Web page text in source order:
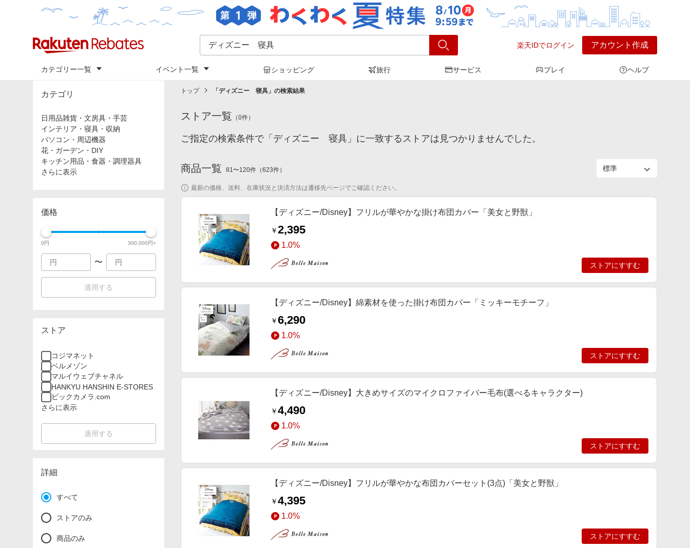
楽天IDでログイン アカウント作成
カテゴリー一覧 イベント一覧 ショッピング 旅行 サービス プレイ ヘルプ
カテゴリ
日用品雑貨・文房具・手芸
インテリア・寝具・収納
パソコン・周辺機器
花・ガーデン・DIY
キッチン用品・食器・調理器具
さらに表示
価格
0円 300,000円+
〜
適用する
ストア
コジマネット
ベルメゾン
マルイウェブチャネル
HANKYU HANSHIN E-STORES
ビックカメラ.com
さらに表示
適用する
詳細
すべて
ストアのみ
商品のみ
トップ 「 ディズニー 寝具 」の検索結果
ストア一覧 （0件）
ご指定の検索条件で「ディズニー 寝具」に一致するストアは見つかりませんでした。
商品一覧 81〜120件 （623件）
最新の価格、送料、在庫状況と決済方法は遷移先ページでご確認ください。
【ディズニー/Disney】フリルが華やかな掛け布団カバー「美女と野獣」
￥2,395
1.0%
ストアにすすむ
【ディズニー/Disney】綿素材を使った掛け布団カバー「ミッキーモチーフ」
￥6,290
1.0%
ストアにすすむ
【ディズニー/Disney】大きめサイズのマイクロファイバー毛布(選べるキャラクター)
￥4,490
1.0%
ストアにすすむ
【ディズニー/Disney】フリルが華やかな布団カバーセット(3点)「美女と野獣」
￥4,395
1.0%
ストアにすすむ